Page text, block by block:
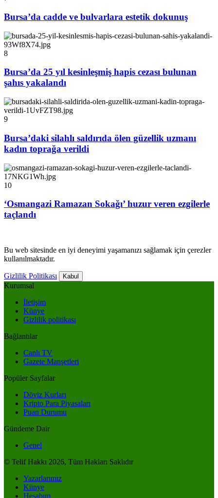
Bursa’da cadde ve bulvarlara estetik dokunuş
8
Bursa’da 25 yıl kesinleşmiş hapis cezası bulunan
şahıs yakalandı
9
Bursa’daki silahlı saldırıda ölen güzellik uzmanı
kadın toprağa verildi
10
‘Osmangazi Ramazan Sokağı’ huzur veren ezgilerle
taçlandı
Bu web sitesinde en iyi deneyimi yaşamanızı sağlamak için çerezler
kullanılmaktadır.
Gizlilik Politikası Kabul
Kurumsal
İletişim
Künye
Gizlilik politikası
Bağlantılar
Canlı TV
Gazete Manşetleri
Popüler Sayfalar
Döviz Kurları
Kripto Para Piyasaları
Puan Durumu
Gündeme Dair
Genel
© Telif Hakkı 2026, Tüm Hakları Saklıdır
Yazarlarımız
Künye
Hesabım